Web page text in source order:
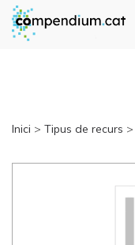
Inici > Tipus de recurs >